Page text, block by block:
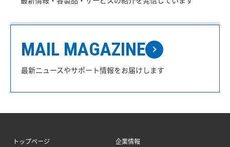
MAIL MAGAZINE
最新ニュースやサポート情報をお届けします
トップページ
企業情報